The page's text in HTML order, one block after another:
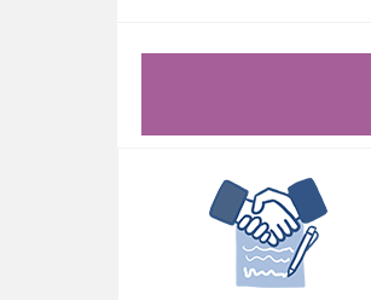
3)专家推荐信
科专业领域
4)本科阶段成
绩单证明专用